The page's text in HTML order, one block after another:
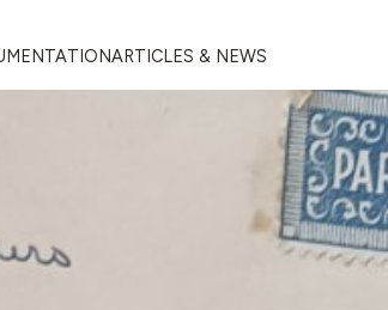
ARTICLES & NEWS